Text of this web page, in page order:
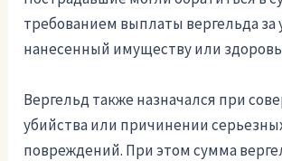
требованием выплаты вергельда за
нанесенный имуществу или
Вергельд также назначался при
убийства или причинении
повреждений. При этом сумма